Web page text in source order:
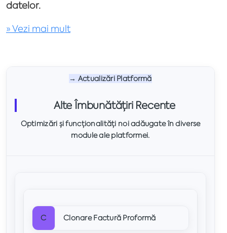
datelor.
» Vezi mai mult
→ Actualizări Platformă
Alte Îmbunătățiri Recente
Optimizări și funcționalități noi adăugate în diverse
module ale platformei.
C Clonare Factură Proformă